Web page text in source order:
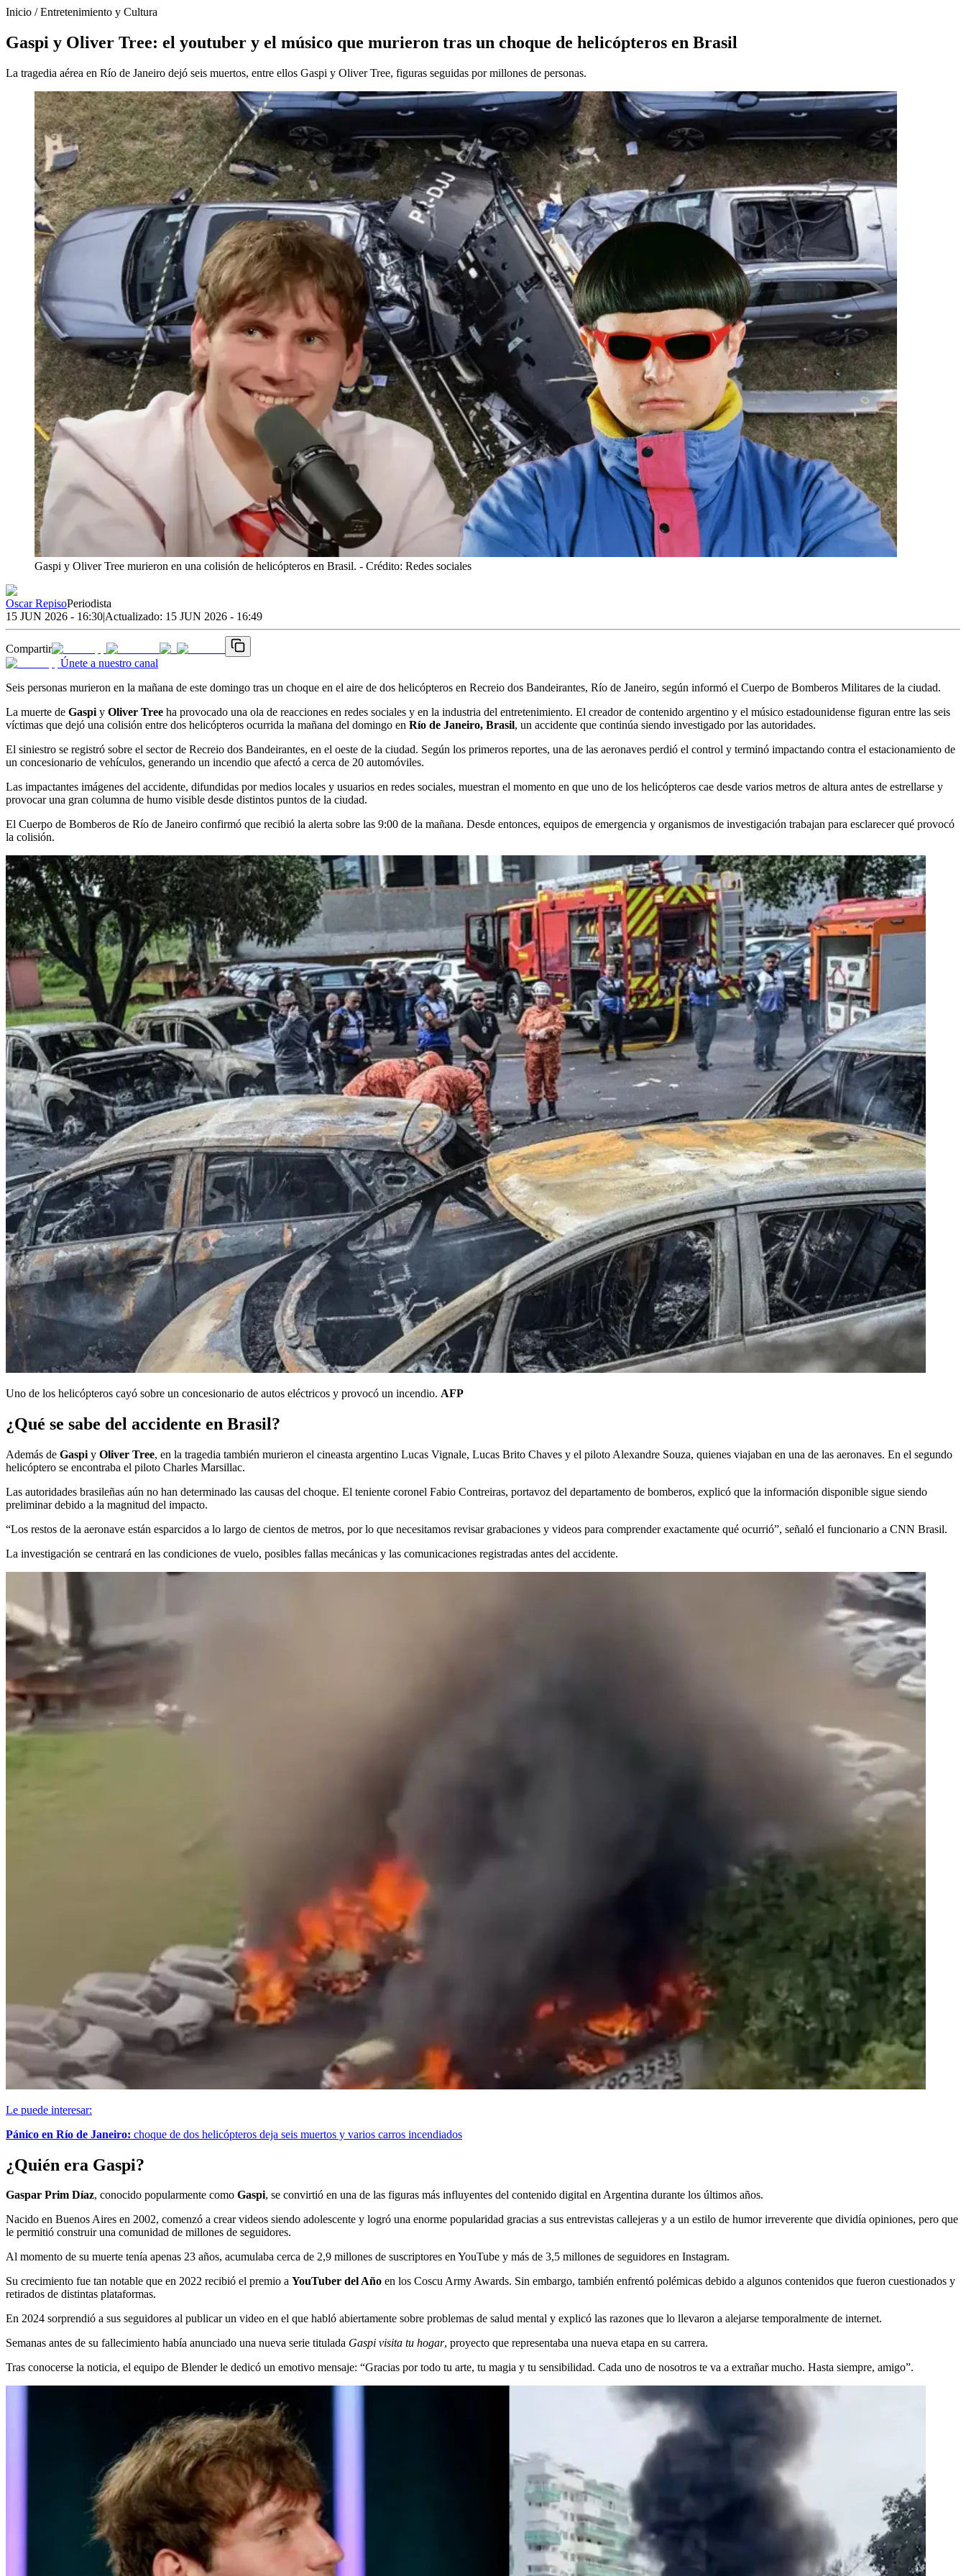
Inicio /Entretenimiento y Cultura
Gaspi y Oliver Tree: el youtuber y el músico que murieron tras un choque de helicópteros en Brasil
La tragedia aérea en Río de Janeiro dejó seis muertos, entre ellos Gaspi y Oliver Tree, figuras seguidas por millones de personas.
Gaspi y Oliver Tree murieron en una colisión de helicópteros en Brasil. - Crédito: Redes sociales
Oscar RepisoPeriodista
15 JUN 2026 - 16:30|Actualizado: 15 JUN 2026 - 16:49
Compartir
Únete a nuestro canal
Seis personas murieron en la mañana de este domingo tras un choque en el aire de dos helicópteros en Recreio dos Bandeirantes, Río de Janeiro, según informó el Cuerpo de Bomberos Militares de la ciudad.
La muerte de Gaspi y Oliver Tree ha provocado una ola de reacciones en redes sociales y en la industria del entretenimiento. El creador de contenido argentino y el músico estadounidense figuran entre las seis
víctimas que dejó una colisión entre dos helicópteros ocurrida la mañana del domingo en Río de Janeiro, Brasil, un accidente que continúa siendo investigado por las autoridades.
El siniestro se registró sobre el sector de Recreio dos Bandeirantes, en el oeste de la ciudad. Según los primeros reportes, una de las aeronaves perdió el control y terminó impactando contra el estacionamiento de
un concesionario de vehículos, generando un incendio que afectó a cerca de 20 automóviles.
Las impactantes imágenes del accidente, difundidas por medios locales y usuarios en redes sociales, muestran el momento en que uno de los helicópteros cae desde varios metros de altura antes de estrellarse y
provocar una gran columna de humo visible desde distintos puntos de la ciudad.
El Cuerpo de Bomberos de Río de Janeiro confirmó que recibió la alerta sobre las 9:00 de la mañana. Desde entonces, equipos de emergencia y organismos de investigación trabajan para esclarecer qué provocó
la colisión.
Uno de los helicópteros cayó sobre un concesionario de autos eléctricos y provocó un incendio. AFP
¿Qué se sabe del accidente en Brasil?
Además de Gaspi y Oliver Tree, en la tragedia también murieron el cineasta argentino Lucas Vignale, Lucas Brito Chaves y el piloto Alexandre Souza, quienes viajaban en una de las aeronaves. En el segundo
helicóptero se encontraba el piloto Charles Marsillac.
Las autoridades brasileñas aún no han determinado las causas del choque. El teniente coronel Fabio Contreiras, portavoz del departamento de bomberos, explicó que la información disponible sigue siendo
preliminar debido a la magnitud del impacto.
“Los restos de la aeronave están esparcidos a lo largo de cientos de metros, por lo que necesitamos revisar grabaciones y videos para comprender exactamente qué ocurrió”, señaló el funcionario a CNN Brasil.
La investigación se centrará en las condiciones de vuelo, posibles fallas mecánicas y las comunicaciones registradas antes del accidente.
Le puede interesar:
Pánico en Río de Janeiro: choque de dos helicópteros deja seis muertos y varios carros incendiados
¿Quién era Gaspi?
Gaspar Prim Díaz, conocido popularmente como Gaspi, se convirtió en una de las figuras más influyentes del contenido digital en Argentina durante los últimos años.
Nacido en Buenos Aires en 2002, comenzó a crear videos siendo adolescente y logró una enorme popularidad gracias a sus entrevistas callejeras y a un estilo de humor irreverente que dividía opiniones, pero que
le permitió construir una comunidad de millones de seguidores.
Al momento de su muerte tenía apenas 23 años, acumulaba cerca de 2,9 millones de suscriptores en YouTube y más de 3,5 millones de seguidores en Instagram.
Su crecimiento fue tan notable que en 2022 recibió el premio a YouTuber del Año en los Coscu Army Awards. Sin embargo, también enfrentó polémicas debido a algunos contenidos que fueron cuestionados y
retirados de distintas plataformas.
En 2024 sorprendió a sus seguidores al publicar un video en el que habló abiertamente sobre problemas de salud mental y explicó las razones que lo llevaron a alejarse temporalmente de internet.
Semanas antes de su fallecimiento había anunciado una nueva serie titulada Gaspi visita tu hogar, proyecto que representaba una nueva etapa en su carrera.
Tras conocerse la noticia, el equipo de Blender le dedicó un emotivo mensaje: “Gracias por todo tu arte, tu magia y tu sensibilidad. Cada uno de nosotros te va a extrañar mucho. Hasta siempre, amigo”.